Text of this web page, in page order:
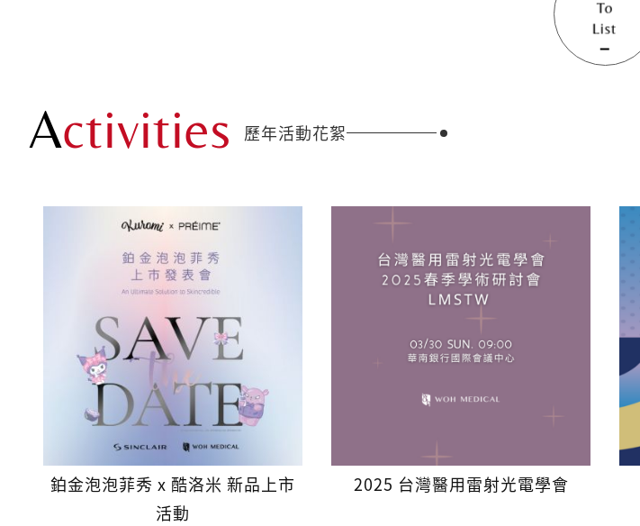
To
List
Activities 歷年活動花絮
鉑金泡泡菲秀 x 酷洛米 新品上市
活動
2025 台灣醫用雷射光電學會